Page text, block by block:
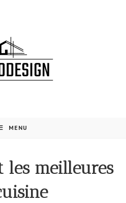
MENU
les meilleures